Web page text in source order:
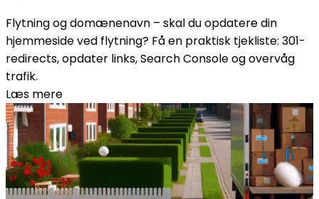
Flytning og domænenavn – skal du opdatere din
hjemmeside ved flytning? Få en praktisk tjekliste: 301-
redirects, opdater links, Search Console og overvåg
trafik.
Læs mere